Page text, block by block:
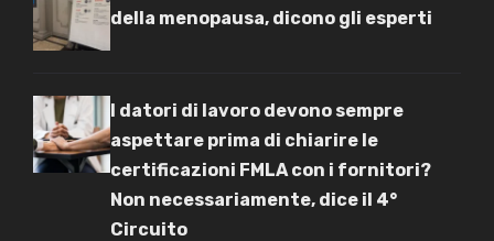
della menopausa, dicono gli esperti
I datori di lavoro devono sempre
aspettare prima di chiarire le
certificazioni FMLA con i fornitori?
Non necessariamente, dice il 4°
Circuito